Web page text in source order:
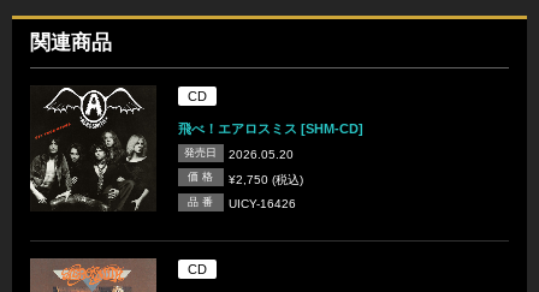
関連商品
CD
飛べ！エアロスミス [SHM-CD]
発売日 2026.05.20
価 格 ¥2,750 (税込)
品 番 UICY-16426
CD